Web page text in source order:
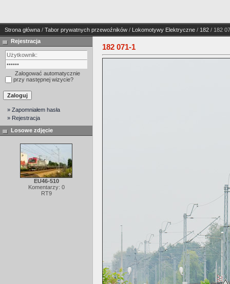
Strona główna / Tabor prywatnych przewoźników / Lokomotywy Elektryczne / 182 / 182
Rejestracja
Zalogować automatycznie
przy następnej wizycie?
» Zapomniałem hasła
» Rejestracja
Losowe zdjęcie
EU46-510
Komentarzy: 0
RT9
182 071-1